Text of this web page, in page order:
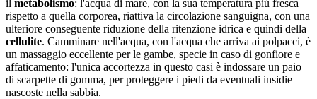
il metabolismo: l'acqua di mare, con la sua temperatura più fresca
rispetto a quella corporea, riattiva la circolazione sanguigna, con una
ulteriore conseguente riduzione della ritenzione idrica e quindi della
cellulite. Camminare nell'acqua, con l'acqua che arriva ai polpacci, è
un massaggio eccellente per le gambe, specie in caso di gonfiore e
affaticamento: l'unica accortezza in questo casi è indossare un paio
di scarpette di gomma, per proteggere i piedi da eventuali insidie
nascoste nella sabbia.